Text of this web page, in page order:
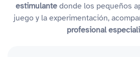
estimulantedonde los pequeños
juego y la experimentación,
profesional